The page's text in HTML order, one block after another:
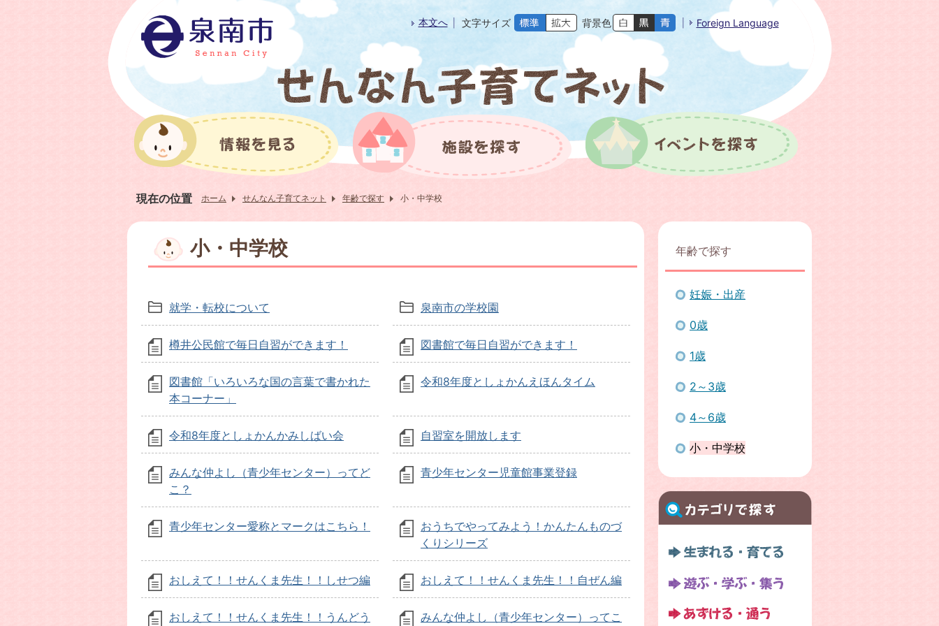
本文へ 文字サイズ 背景色 Foreign Language
現在の位置 ホーム せんなん子育てネット 年齢で探す 小・中学校
小・中学校
就学・転校について 泉南市の学校園
樽井公民館で毎日自習ができます！ 図書館で毎日自習ができます！
図書館「いろいろな国の言葉で書かれた
本コーナー」
令和8年度としょかんえほんタイム
令和8年度としょかんかみしばい会 自習室を開放します
みんな仲よし（青少年センター）ってど
こ？
青少年センター児童館事業登録
青少年センター愛称とマークはこちら！
おうちでやってみよう！かんたんものづ
くりシリーズ
おしえて！！せんくま先生！！しせつ編 おしえて！！せんくま先生！！自ぜん編
おしえて！！せんくま先生！！うんどう みんな仲よし（青少年センター）ってこ
年齢で探す
妊娠・出産
0歳
1歳
2～3歳
4～6歳
小・中学校